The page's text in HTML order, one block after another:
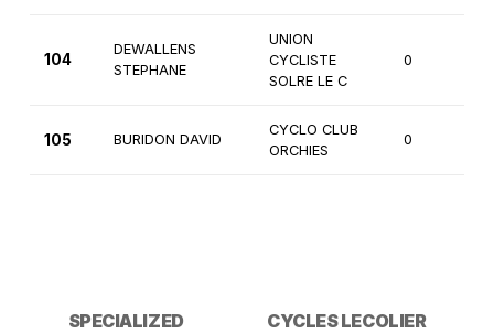
104
DEWALLENS
STEPHANE
UNION
CYCLISTE
SOLRE LE C
0
105 BURIDON DAVID
CYCLO CLUB
ORCHIES
0
SPECIALIZED
CYCLES LECOLIER